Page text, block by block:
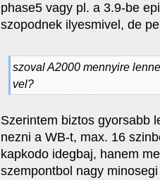
phase5 vagy pl. a 3.9-be
szopodnek ilyesmivel, de
szoval A2000 mennyire
vel?
Szerintem biztos gyorsabb
nezni a WB-t, max. 16
kapkodo idegbaj, hanem
szempontbol nagy